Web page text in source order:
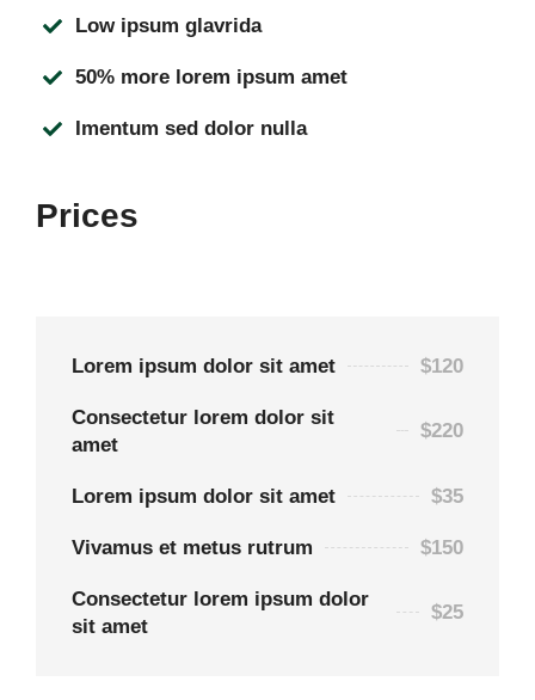
Low ipsum glavrida
50% more lorem ipsum amet
Imentum sed dolor nulla
Prices
Lorem ipsum dolor sit amet $120
Consectetur lorem dolor sit
amet
$220
Lorem ipsum dolor sit amet $35
Vivamus et metus rutrum $150
Consectetur lorem ipsum dolor
sit amet
$25